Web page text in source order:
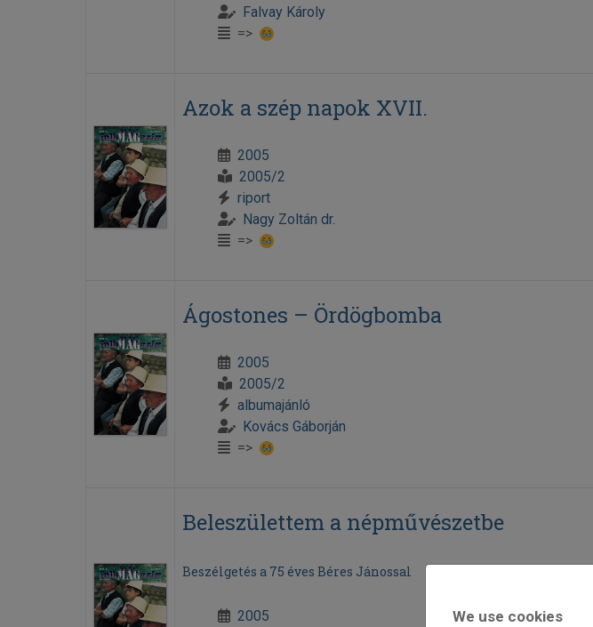
Falvay Károly
=>
Azok a szép napok XVII.
2005
2005/2
riport
Nagy Zoltán dr.
=>
Ágostones – Ördögbomba
2005
2005/2
albumajánló
Kovács Gáborján
=>
Beleszülettem a népművészetbe
Beszélgetés a 75 éves Béres Jánossal
2005
We use cookies